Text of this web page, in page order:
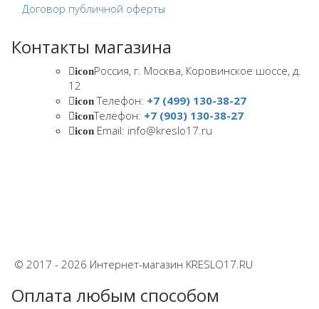
Договор публичной оферты
Контакты магазина
iconРоссия, г. Москва, Коровинское шоссе, д.
12
iconТелефон: +7 (499) 130-38-27
iconТелефон: +7 (903) 130-38-27
icon Email: info@kreslo17.ru
© 2017 - 2026 Интернет-магазин KRESLO17.RU
Оплата любым способом